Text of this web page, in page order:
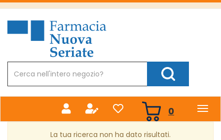
Passa
principale
Farmacia
Nuova
Prodotto
Cerca Prodotto
0 prodotti
inseriti
La tua ricerca non ha dato risultati.